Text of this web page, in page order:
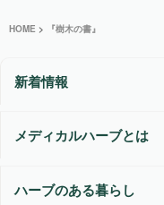
HOME > 『樹木の書』
新着情報
メディカルハーブとは
ハーブのある暮らし